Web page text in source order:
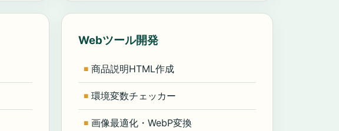
Webツール開発
商品説明HTML作成
環境変数チェッカー
画像最適化・WebP変換